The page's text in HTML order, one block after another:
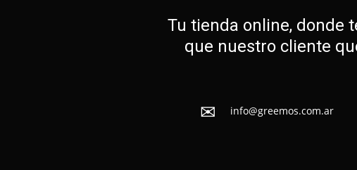
Tu tienda online, donde
que nuestro cliente
info@greemos.com.ar